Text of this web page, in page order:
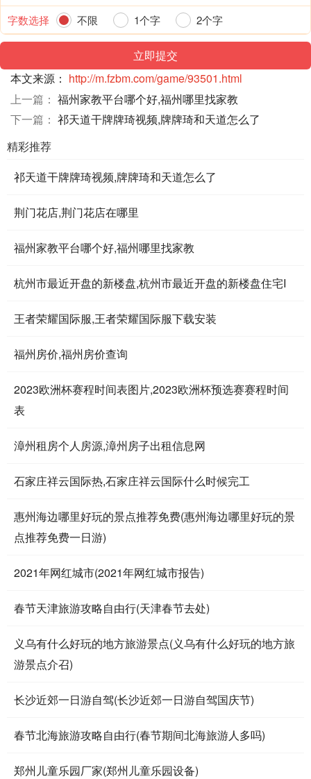
字数选择 不限 1个字 2个字
本文来源： http://m.fzbm.com/game/93501.html
上一篇： 福州家教平台哪个好,福州哪里找家教
下一篇： 祁天道干牌牌琦视频,牌牌琦和天道怎么了
精彩推荐
祁天道干牌牌琦视频,牌牌琦和天道怎么了
荆门花店,荆门花店在哪里
福州家教平台哪个好,福州哪里找家教
杭州市最近开盘的新楼盘,杭州市最近开盘的新楼盘住宅I
王者荣耀国际服,王者荣耀国际服下载安装
福州房价,福州房价查询
2023欧洲杯赛程时间表图片,2023欧洲杯预选赛赛程时间
表
漳州租房个人房源,漳州房子出租信息网
石家庄祥云国际热,石家庄祥云国际什么时候完工
惠州海边哪里好玩的景点推荐免费(惠州海边哪里好玩的景
点推荐免费一日游)
2021年网红城市(2021年网红城市报告)
春节天津旅游攻略自由行(天津春节去处)
义乌有什么好玩的地方旅游景点(义乌有什么好玩的地方旅
游景点介召)
长沙近郊一日游自驾(长沙近郊一日游自驾国庆节)
春节北海旅游攻略自由行(春节期间北海旅游人多吗)
郑州儿童乐园厂家(郑州儿童乐园设备)